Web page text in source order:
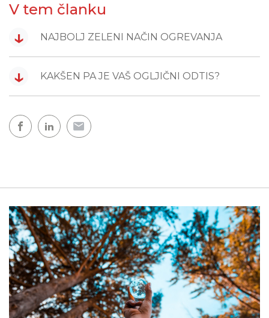
V tem članku
↓ NAJBOLJ ZELENI NAČIN OGREVANJA
↓ KAKŠEN PA JE VAŠ OGLJIČNI ODTIS?